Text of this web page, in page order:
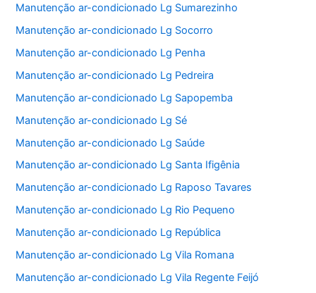
Manutenção ar-condicionado Lg Sumarezinho
Manutenção ar-condicionado Lg Socorro
Manutenção ar-condicionado Lg Penha
Manutenção ar-condicionado Lg Pedreira
Manutenção ar-condicionado Lg Sapopemba
Manutenção ar-condicionado Lg Sé
Manutenção ar-condicionado Lg Saúde
Manutenção ar-condicionado Lg Santa Ifigênia
Manutenção ar-condicionado Lg Raposo Tavares
Manutenção ar-condicionado Lg Rio Pequeno
Manutenção ar-condicionado Lg República
Manutenção ar-condicionado Lg Vila Romana
Manutenção ar-condicionado Lg Vila Regente Feijó